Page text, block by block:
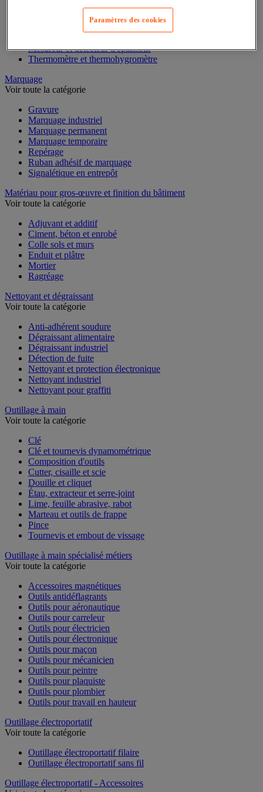
Mesure d'électricité
Mesure du temps
Mesureur et détecteur d'épaisseur
Thermomètre et thermohygromètre
Marquage
Voir toute la catégorie
Gravure
Marquage industriel
Marquage permanent
Marquage temporaire
Repérage
Ruban adhésif de marquage
Signalétique en entrepôt
Matériau pour gros-œuvre et finition du bâtiment
Voir toute la catégorie
Adjuvant et additif
Ciment, béton et enrobé
Colle sols et murs
Enduit et plâtre
Mortier
Ragréage
Nettoyant et dégraissant
Voir toute la catégorie
Anti-adhérent soudure
Dégraissant alimentaire
Dégraissant industriel
Détection de fuite
Nettoyant et protection électronique
Nettoyant industriel
Nettoyant pour graffiti
Outillage à main
Voir toute la catégorie
Clé
Clé et tournevis dynamométrique
Composition d'outils
Cutter, cisaille et scie
Douille et cliquet
Étau, extracteur et serre-joint
Lime, feuille abrasive, rabot
Marteau et outils de frappe
Pince
Tournevis et embout de vissage
Outillage à main spécialisé métiers
Voir toute la catégorie
Accessoires magnétiques
Outils antidéflagrants
Outils pour aéronautique
Outils pour carreleur
Outils pour électricien
Outils pour électronique
Outils pour maçon
Outils pour mécanicien
Outils pour peintre
Outils pour plaquiste
Outils pour plombier
Outils pour travail en hauteur
Outillage électroportatif
Voir toute la catégorie
Outillage électroportatif filaire
Outillage électroportatif sans fil
Outillage électroportatif - Accessoires
Paramètres des cookies